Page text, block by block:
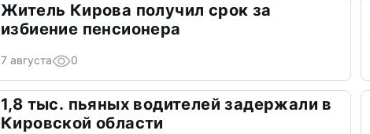
Житель Кирова получил срок за
избиение пенсионера
7 августа 0
1,8 тыс. пьяных водителей задержали в
Кировской области